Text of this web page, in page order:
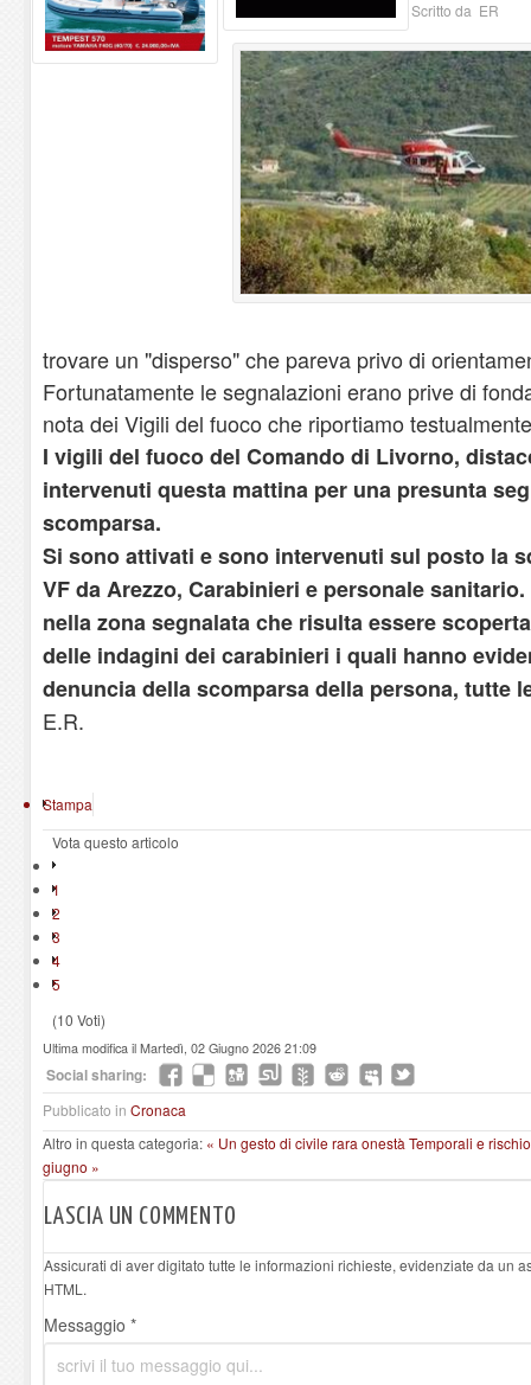
Scritto da ER
trovare un "disperso" che pareva privo di
Fortunatamente le segnalazioni erano prive di
nota dei Vigili del fuoco che riportiamo
I vigili del fuoco del Comando di Livorno,
intervenuti questa mattina per una presunta
scomparsa.
Si sono attivati e sono intervenuti sul posto la
VF da Arezzo, Carabinieri e personale
nella zona segnalata che risulta essere
delle indagini dei carabinieri i quali hanno
denuncia della scomparsa della persona, tutte
E.R.
Stampa
Vota questo articolo
1
2
3
4
5
(10 Voti)
Ultima modifica il Martedì, 02 Giugno 2026 21:09
Social sharing:
Pubblicato in Cronaca
Altro in questa categoria: « Un gesto di civile rara onestà Temporali e
giugno »
LASCIA UN COMMENTO
Assicurati di aver digitato tutte le informazioni richieste, evidenziate da un
HTML.
Messaggio *